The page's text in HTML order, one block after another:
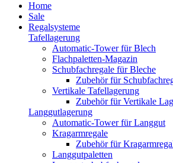
Home
Sale
Regalsysteme
Tafellagerung
Automatic-Tower für Blech
Flachpaletten-Magazin
Schubfachregale für Bleche
Zubehör für
Vertikale Tafellagerung
Zubehör für Vertikale
Langgutlagerung
Automatic-Tower für Langgut
Kragarmregale
Zubehör für
Langgutpaletten